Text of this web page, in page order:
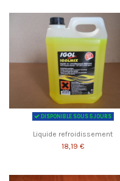
DISPONIBLE SOUS 5 JOURS
Liquide refroidissement
18,19 €